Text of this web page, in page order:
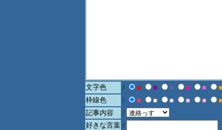
文字色 / ■ ■ ■ ■ ■
■
枠線色
/ ■ ■ ■ ■ ■
■
記事内容
/
好きな言葉 /